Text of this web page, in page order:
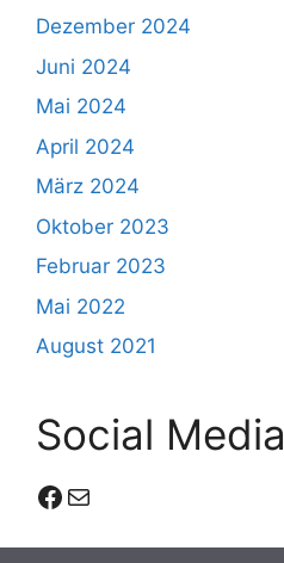
Dezember 2024
Juni 2024
Mai 2024
April 2024
März 2024
Oktober 2023
Februar 2023
Mai 2022
August 2021
Social Media
Facebook
E-Mail